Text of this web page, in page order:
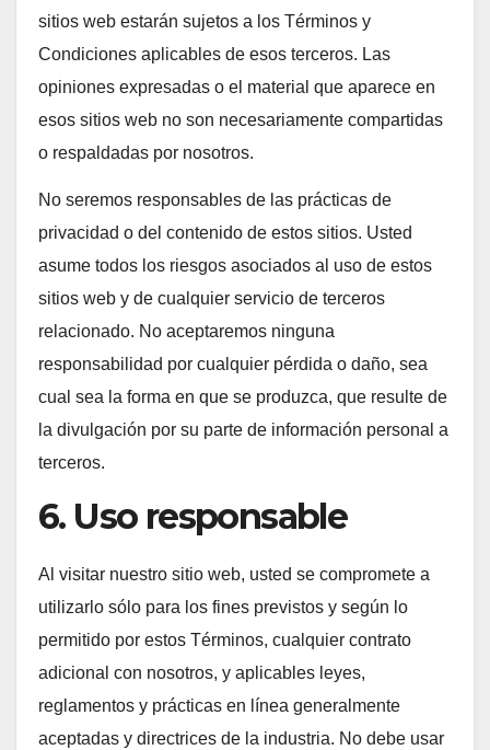
sitios web estarán sujetos a los Términos y
Condiciones aplicables de esos terceros. Las
opiniones expresadas o el material que aparece en
esos sitios web no son necesariamente compartidas
o respaldadas por nosotros.
No seremos responsables de las prácticas de
privacidad o del contenido de estos sitios. Usted
asume todos los riesgos asociados al uso de estos
sitios web y de cualquier servicio de terceros
relacionado. No aceptaremos ninguna
responsabilidad por cualquier pérdida o daño, sea
cual sea la forma en que se produzca, que resulte de
la divulgación por su parte de información personal a
terceros.
6. Uso responsable
Al visitar nuestro sitio web, usted se compromete a
utilizarlo sólo para los fines previstos y según lo
permitido por estos Términos, cualquier contrato
adicional con nosotros, y aplicables leyes,
reglamentos y prácticas en línea generalmente
aceptadas y directrices de la industria. No debe usar